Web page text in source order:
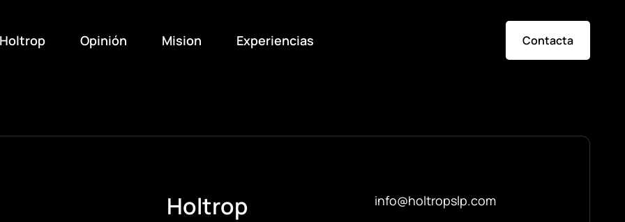
Holtrop Opinión Mision Experiencias Contacta
Holtrop
info@holtropslp.com